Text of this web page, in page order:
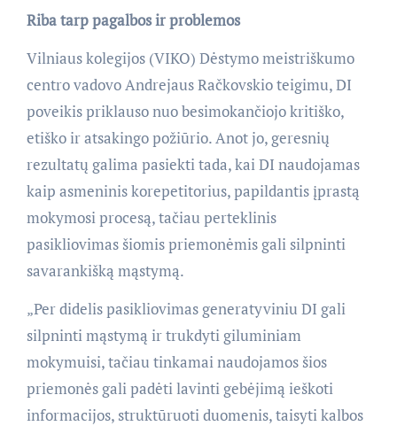
Riba tarp pagalbos ir problemos
Vilniaus kolegijos (VIKO) Dėstymo meistriškumo
centro vadovo Andrejaus Račkovskio teigimu, DI
poveikis priklauso nuo besimokančiojo kritiško,
etiško ir atsakingo požiūrio. Anot jo, geresnių
rezultatų galima pasiekti tada, kai DI naudojamas
kaip asmeninis korepetitorius, papildantis įprastą
mokymosi procesą, tačiau perteklinis
pasikliovimas šiomis priemonėmis gali silpninti
savarankišką mąstymą.
„Per didelis pasikliovimas generatyviniu DI gali
silpninti mąstymą ir trukdyti giluminiam
mokymuisi, tačiau tinkamai naudojamos šios
priemonės gali padėti lavinti gebėjimą ieškoti
informacijos, struktūruoti duomenis, taisyti kalbos